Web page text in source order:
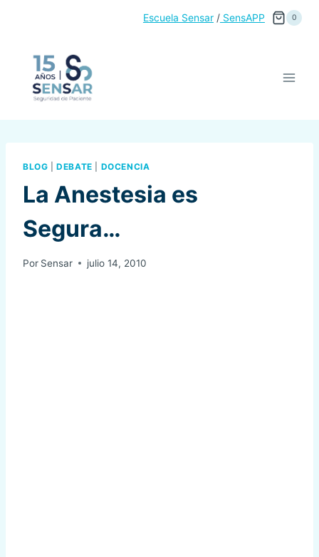
Escuela Sensar/SensAPP 0
BLOG |DEBATE DOCENCIA
La Anestesia es
Segura…
Por Sensar julio 14, 2010